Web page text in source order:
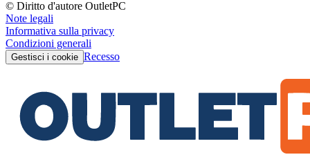
© Diritto d'autore OutletPC
Note legali
Informativa sulla privacy
Condizioni generali
Gestisci i cookie Recesso